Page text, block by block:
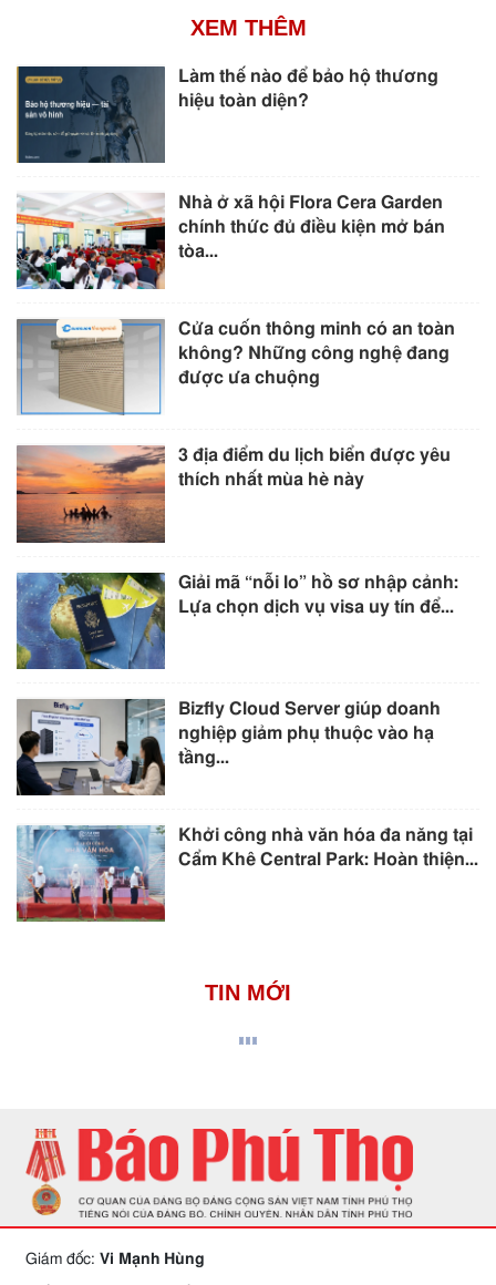
XEM THÊM
Làm thế nào để bảo hộ thương
hiệu toàn diện?
Nhà ở xã hội Flora Cera Garden
chính thức đủ điều kiện mở bán
tòa...
Cửa cuốn thông minh có an toàn
không? Những công nghệ đang
được ưa chuộng
3 địa điểm du lịch biển được yêu
thích nhất mùa hè này
Giải mã “nỗi lo” hồ sơ nhập cảnh:
Lựa chọn dịch vụ visa uy tín để...
Bizfly Cloud Server giúp doanh
nghiệp giảm phụ thuộc vào hạ
tầng...
Khởi công nhà văn hóa đa năng tại
Cẩm Khê Central Park: Hoàn thiện...
TIN MỚI
Giám đốc: Vi Mạnh Hùng